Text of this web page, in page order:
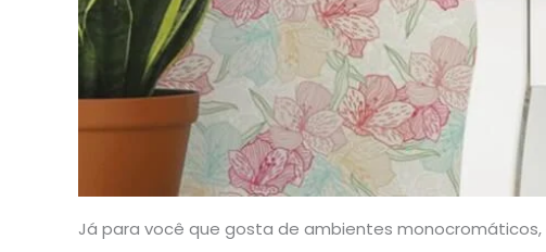
Já para você que gosta de ambientes